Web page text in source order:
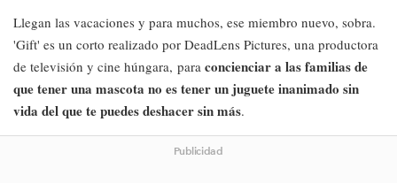
Llegan las vacaciones y para muchos, ese miembro nuevo, sobra.
'Gift' es un corto realizado por DeadLens Pictures, una productora
de televisión y cine húngara, para concienciar a las familias de
que tener una mascota no es tener un juguete inanimado sin
vida del que te puedes deshacer sin más.
Publicidad